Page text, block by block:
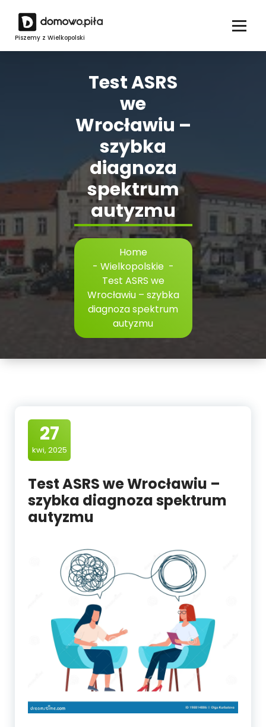
content
Piszemy z Wielkopolski
Test ASRS
we
Wrocławiu –
szybka
diagnoza
spektrum
autyzmu
Home
- Wielkopolskie-
Test ASRS we
Wrocławiu – szybka
diagnoza spektrum
autyzmu
27
kwi, 2025
Test ASRS we Wrocławiu –
szybka diagnoza spektrum
autyzmu